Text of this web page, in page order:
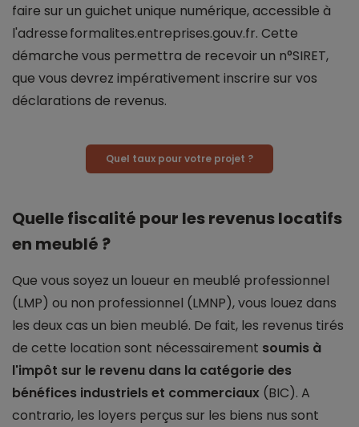
faire sur un guichet unique numérique, accessible à
l'adresse formalites.entreprises.gouv.fr. Cette
démarche vous permettra de recevoir un n°SIRET,
que vous devrez impérativement inscrire sur vos
déclarations de revenus.
Quel taux pour votre projet ?
Quelle fiscalité pour les revenus locatifs
en meublé ?
Que vous soyez un loueur en meublé professionnel
(LMP) ou non professionnel (LMNP), vous louez dans
les deux cas un bien meublé. De fait, les revenus tirés
de cette location sont nécessairement soumis à
l'impôt sur le revenu dans la catégorie des
bénéfices industriels et commerciaux (BIC). A
contrario, les loyers perçus sur les biens nus sont